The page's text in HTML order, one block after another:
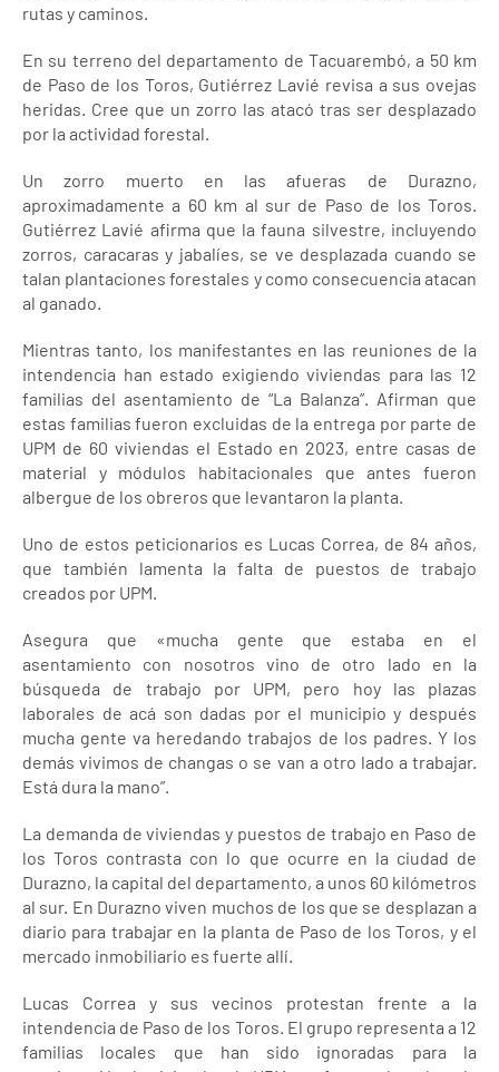
rutas y caminos.
En su terreno del departamento de Tacuarembó, a 50 km
de Paso de los Toros, Gutiérrez Lavié revisa a sus ovejas
heridas. Cree que un zorro las atacó tras ser desplazado
por la actividad forestal.
Un zorro muerto en las afueras de Durazno,
aproximadamente a 60 km al sur de Paso de los Toros.
Gutiérrez Lavié afirma que la fauna silvestre, incluyendo
zorros, caracaras y jabalíes, se ve desplazada cuando se
talan plantaciones forestales y como consecuencia atacan
al ganado.
Mientras tanto, los manifestantes en las reuniones de la
intendencia han estado exigiendo viviendas para las 12
familias del asentamiento de “La Balanza”. Afirman que
estas familias fueron excluidas de la entrega por parte de
UPM de 60 viviendas el Estado en 2023, entre casas de
material y módulos habitacionales que antes fueron
albergue de los obreros que levantaron la planta.
Uno de estos peticionarios es Lucas Correa, de 84 años,
que también lamenta la falta de puestos de trabajo
creados por UPM.
Asegura que «mucha gente que estaba en el
asentamiento con nosotros vino de otro lado en la
búsqueda de trabajo por UPM, pero hoy las plazas
laborales de acá son dadas por el municipio y después
mucha gente va heredando trabajos de los padres. Y los
demás vivimos de changas o se van a otro lado a trabajar.
Está dura la mano”.
La demanda de viviendas y puestos de trabajo en Paso de
los Toros contrasta con lo que ocurre en la ciudad de
Durazno, la capital del departamento, a unos 60 kilómetros
al sur. En Durazno viven muchos de los que se desplazan a
diario para trabajar en la planta de Paso de los Toros, y el
mercado inmobiliario es fuerte allí.
Lucas Correa y sus vecinos protestan frente a la
intendencia de Paso de los Toros. El grupo representa a 12
familias locales que han sido ignoradas para la